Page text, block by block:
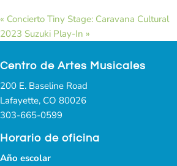
« Concierto Tiny Stage: Caravana Cultural
2023 Suzuki Play-In »
Centro de Artes Musicales
200 E. Baseline Road
Lafayette, CO 80026
303-665-0599
Horario de oficina
Año escolar